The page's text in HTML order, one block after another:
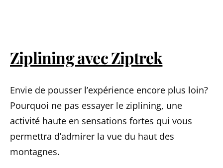
Ziplining avec Ziptrek
Envie de pousser l’expérience encore plus loin?
Pourquoi ne pas essayer le ziplining, une
activité haute en sensations fortes qui vous
permettra d’admirer la vue du haut des
montagnes.